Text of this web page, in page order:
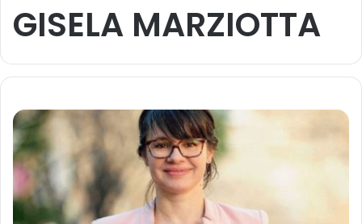
GISELA MARZIOTTA